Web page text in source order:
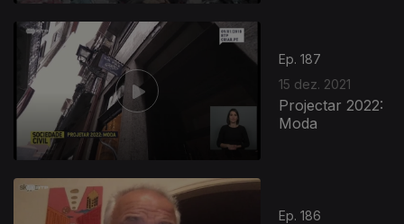
Ep. 187
15 dez. 2021
Projectar 2022:
Moda
Ep. 186